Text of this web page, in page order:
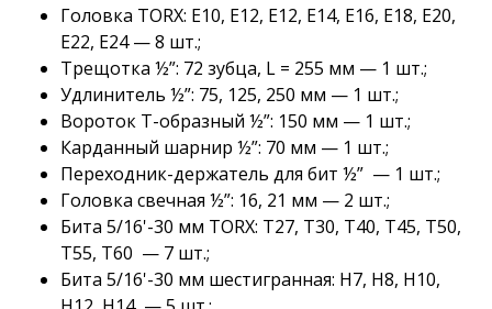
Головка TORX: E10, E12, E12, E14, E16, E18, E20,
E22, E24 — 8 шт.;
Трещотка ½”: 72 зубца, L = 255 мм — 1 шт.;
Удлинитель ½”: 75, 125, 250 мм — 1 шт.;
Вороток Т-образный ½”: 150 мм — 1 шт.;
Карданный шарнир ½”: 70 мм — 1 шт.;
Переходник-держатель для бит ½” — 1 шт.;
Головка свечная ½”: 16, 21 мм — 2 шт.;
Бита 5/16'-30 мм TORX: T27, T30, T40, T45, T50,
T55, T60 — 7 шт.;
Бита 5/16'-30 мм шестигранная: H7, H8, H10,